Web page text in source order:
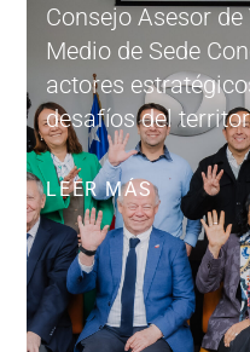
Consejo Asesor
Medio de Sede
actores
desafíos del
LEER MÁS